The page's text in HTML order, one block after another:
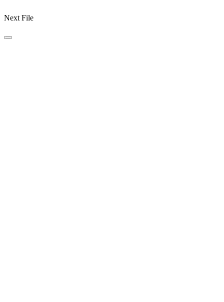
Next File